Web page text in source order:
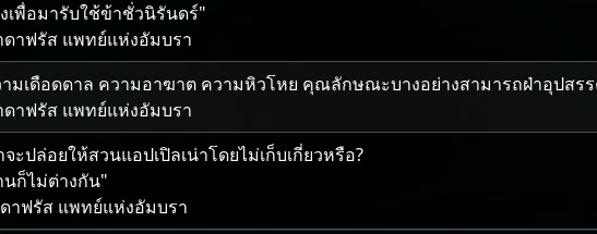
เพื่อ​มา​รับใช้​ข้า​ชั่วนิรันดร์"
ดาฟรัส แพทย์​แห่ง​อัมบรา
ม​เดือดดาล ความ​อาฆาต ความ​หิวโหย คุณลักษณะ​บาง​อย่าง​สามารถ​ฝ่า​อุปส
ดาฟรัส แพทย์​แห่ง​อัมบรา
จะ​ปล่อย​ให้​สวนแอปเปิล​เน่า​โดย​ไม่​เก็บเกี่ยว​หรือ?
น​ก็​ไม่​ต่าง​กัน"
าฟรัส แพทย์​แห่ง​อัมบรา